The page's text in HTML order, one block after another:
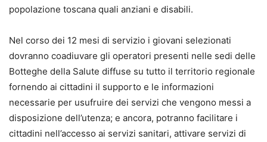
popolazione toscana quali anziani e disabili.
Nel corso dei 12 mesi di servizio i giovani selezionati
dovranno coadiuvare gli operatori presenti nelle sedi delle
Botteghe della Salute diffuse su tutto il territorio regionale
fornendo ai cittadini il supporto e le informazioni
necessarie per usufruire dei servizi che vengono messi a
disposizione dell’utenza; e ancora, potranno facilitare i
cittadini nell’accesso ai servizi sanitari, attivare servizi di